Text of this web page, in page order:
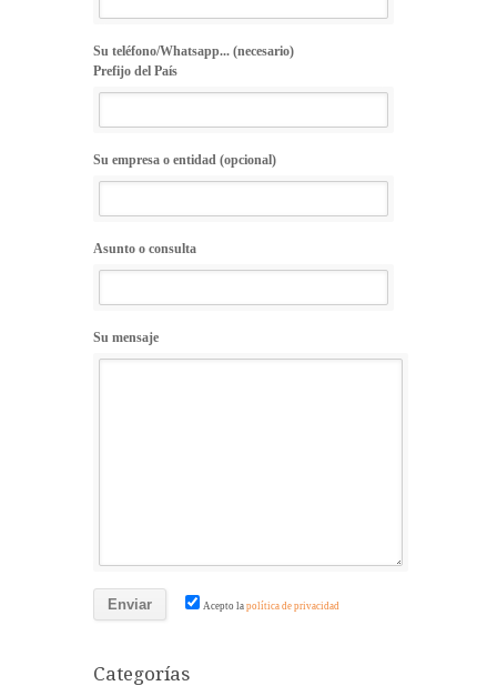
Su teléfono/Whatsapp... (necesario)
Prefijo del País
Su empresa o entidad (opcional)
Asunto o consulta
Su mensaje
Acepto la política de privacidad
Categorías